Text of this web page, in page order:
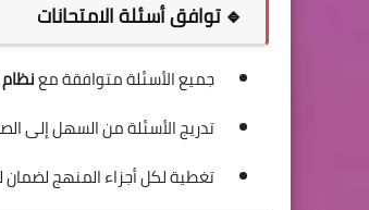
🔹 توافق أسئلة الامتحانات
جميع الأسئلة متوافقة معنظام
تدريج الأسئلة من السهل إلى
تغطية لكل أجزاء المنهج لضمان